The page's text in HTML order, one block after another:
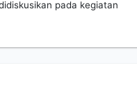
pada kegiatan